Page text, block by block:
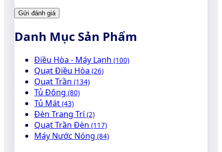
Danh Mục Sản Phẩm
Điều Hòa - Máy Lạnh (100)
Quạt Điều Hòa (26)
Quạt Trần (134)
Tủ Đông (80)
Tủ Mát (43)
Đèn Trang Trí (2)
Quạt Trần Đèn (117)
Máy Nước Nóng (84)